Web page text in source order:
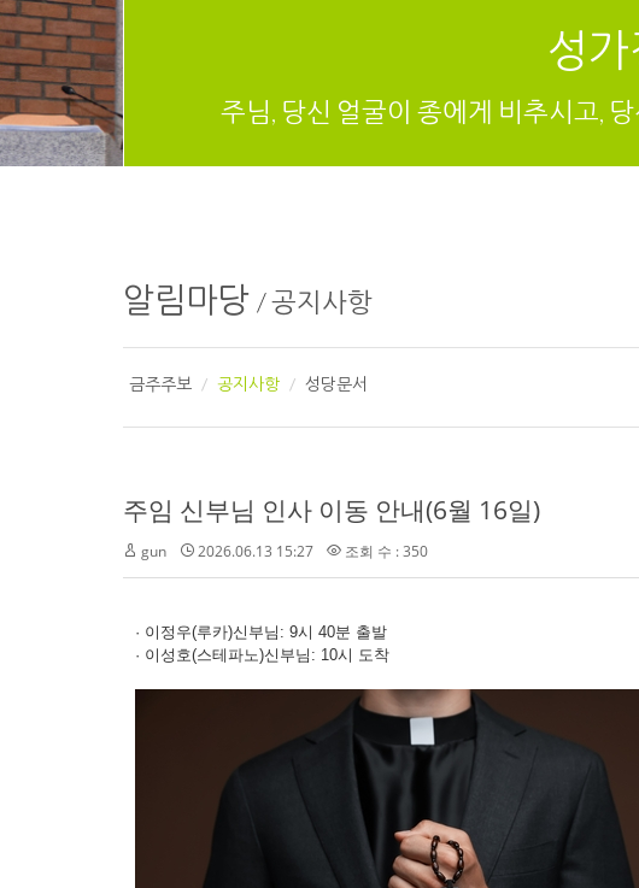
성
주님, 당신 얼굴이 종에게 비추시고,
알림마당 /공지사항
금주주보 공지사항 성당문서
주임 신부님 인사 이동 안내(6월 16일)
gun 2026.06.13 15:27 조회 수 : 350
· 이정우(루카)신부님: 9시 40분 출발
· 이성호(스테파노)신부님: 10시 도착